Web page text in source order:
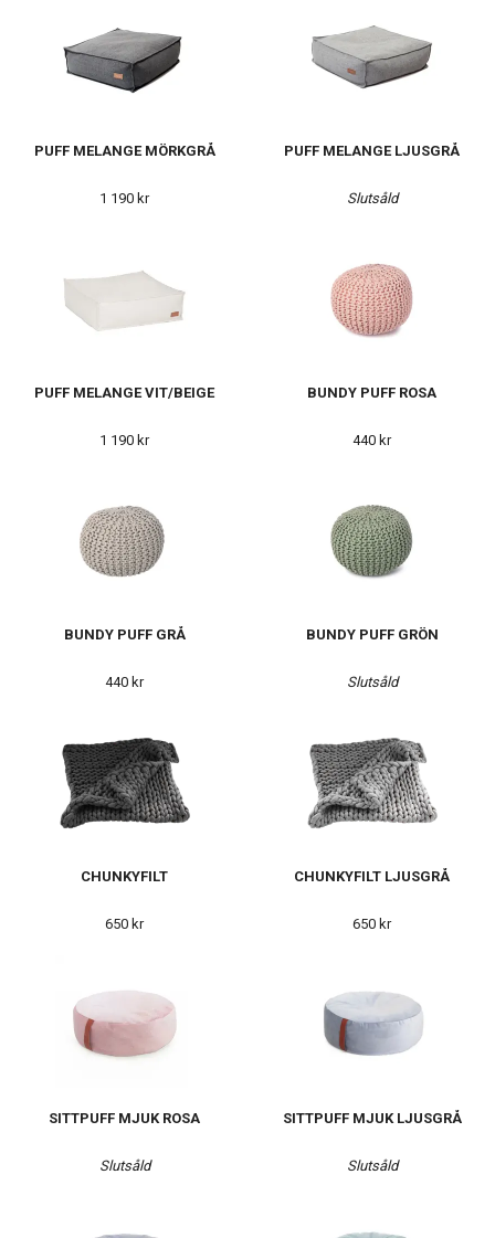
PUFF MELANGE MÖRKGRÅ
1 190 kr
PUFF MELANGE LJUSGRÅ
Slutsåld
PUFF MELANGE VIT/BEIGE
1 190 kr
BUNDY PUFF ROSA
440 kr
BUNDY PUFF GRÅ
440 kr
BUNDY PUFF GRÖN
Slutsåld
CHUNKYFILT
650 kr
CHUNKYFILT LJUSGRÅ
650 kr
SITTPUFF MJUK ROSA
Slutsåld
SITTPUFF MJUK LJUSGRÅ
Slutsåld